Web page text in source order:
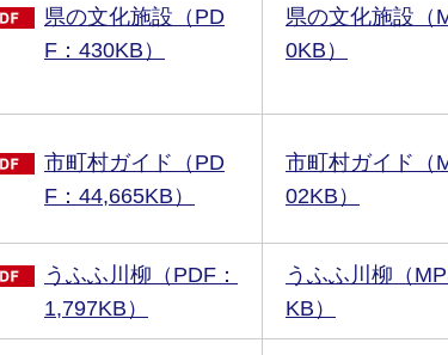
県の文化施設（PD
F：430KB）
県の文化施設（
0KB）
市町村ガイド（PD
F：44,665KB）
市町村ガイド（
02KB）
うふふ川柳（PDF：
1,797KB）
うふふ川柳（
KB）